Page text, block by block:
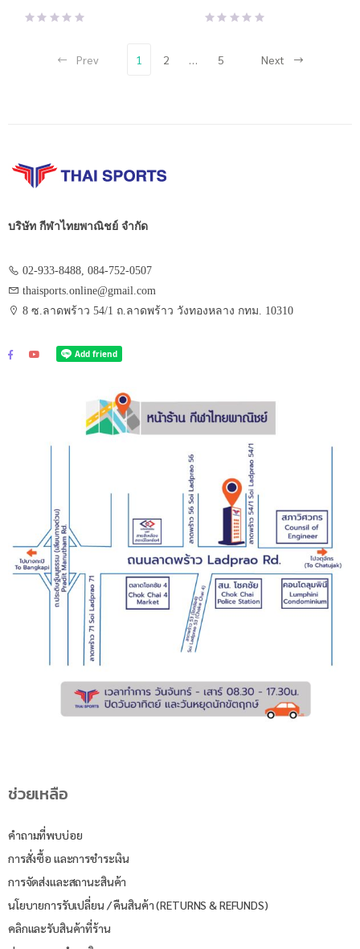
Prev 1 2 … 5 Next
บริษัท กีฬาไทยพาณิชย์ จำกัด
02-933-8488, 084-752-0507
thaisports.online@gmail.com
8 ซ.ลาดพร้าว 54/1 ถ.ลาดพร้าว วังทองหลาง กทม. 10310
ช่วยเหลือ
คำถามที่พบบ่อย
การสั่งซื้อ และการชำระเงิน
การจัดส่งและสถานะสินค้า
นโยบายการรับเปลี่ยน / คืนสินค้า (RETURNS & REFUNDS)
คลิกและรับสินค้าที่ร้าน